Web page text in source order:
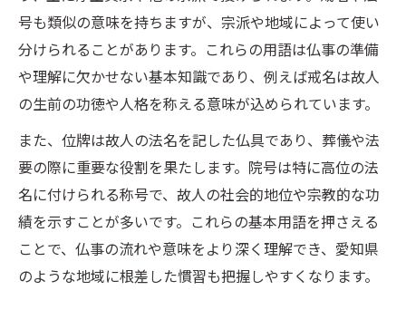
号も類似の意味を持ちますが、宗派や地域によって使い
分けられることがあります。これらの用語は仏事の準備
や理解に欠かせない基本知識であり、例えば戒名は故人
の生前の功徳や人格を称える意味が込められています。
また、位牌は故人の法名を記した仏具であり、葬儀や法
要の際に重要な役割を果たします。院号は特に高位の法
名に付けられる称号で、故人の社会的地位や宗教的な功
績を示すことが多いです。これらの基本用語を押さえる
ことで、仏事の流れや意味をより深く理解でき、愛知県
のような地域に根差した慣習も把握しやすくなります。